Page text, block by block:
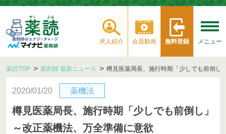
求人紹介 会員動画 無料登録 メニュー
薬読TOP 薬剤師 最新ニュース 樽見医薬局長、施行時期「少しでも前倒し
2020/01/20 薬機法
樽見医薬局長、施行時期「少しでも前倒し」
～改正薬機法、万全準備に意欲